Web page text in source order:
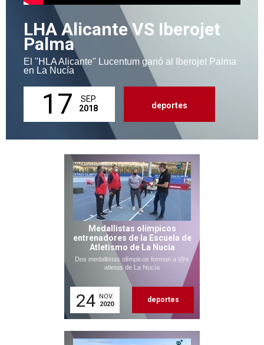
LHA Alicante VS Iberojet
Palma
El "HLA Alicante" Lucentum ganó al Iberojet Palma
en La Nucía
17
SEP.
2018
deportes
Medallistas olímpicos
entrenadores de la Escuela de
Atletismo de La Nucía
Dos medallistas olímpicos forman a l@s
atletas de La Nucía
24 NOV.
2020
deportes